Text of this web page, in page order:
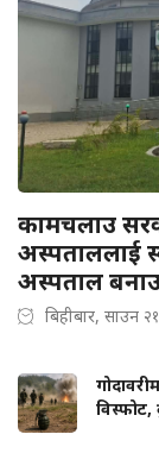
कामचलाउ
अस्पताललाई
अस्पताल
बिहीबार, साउन